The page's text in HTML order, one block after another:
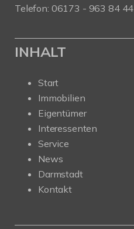
Telefon: 06173 - 963 84 44
INHALT
Start
Immobilien
Eigentümer
Interessenten
Service
News
Darmstadt
Kontakt